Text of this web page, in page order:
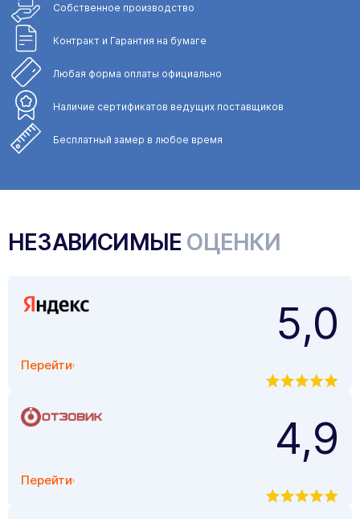
Собственное производство
Контракт и Гарантия на бумаге
Любая форма оплаты официально
Наличие сертификатов ведущих поставщиков
Бесплатный замер в любое время
НЕЗАВИСИМЫЕ ОЦЕНКИ
Перейти
5,0
Перейти
4,9